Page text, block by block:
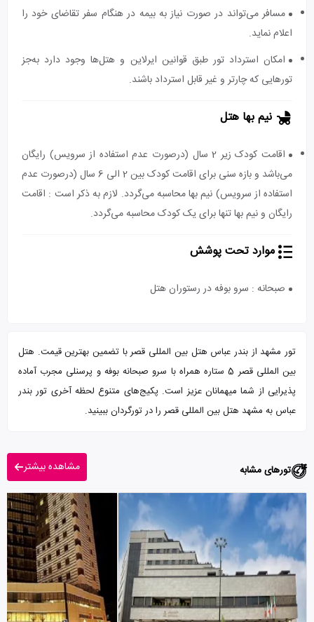
مسافر می‌تواند در صورت نیاز به بیمه در هنگام سفر تقاضای خود را
اعلام نماید.
امکان استرداد تور طبق قوانین ایرلاین و هتل‌ها وجود دارد به‌جز
تورهایی که چارتر و غیر قابل استرداد باشند.
نیم بها هتل
اقامت کودک زیر 2 سال (درصورت عدم استفاده از سرویس) رایگان
می‌باشد و بازه سنی برای اقامت کودک بین 2 الی 6 سال (درصورت عدم
استفاده از سرویس) نیم بها محاسبه می‌گردد. لازم به ذکر است : اقامت
رایگان و نیم بها تنها برای یک کودک محاسبه می‌گردد.
موارد تحت پوشش
صبحانه : سرو بوفه در رستوران هتل
تور مشهد از بندر عباس هتل بین المللی قصر با تضمین بهترین قیمت. هتل
بین المللی قصر 5 ستاره همراه با سرو صبحانه بوفه و پرسنلی مجرب آماده
پذیرایی از شما میهمانان عزیز است. پکیج‌های متنوع لحظه آخری تور بندر
عباس به مشهد هتل بین المللی قصر را در تورگردان ببینید.
تورهای مشابه مشاهده بیشتر